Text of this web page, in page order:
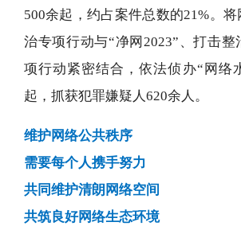
500余起，约占案件总数的21%。
治专项行动与“净网2023”、打击整
项行动紧密结合，依法侦办“网络
起，抓获犯罪嫌疑人620余人。
维护网络公共秩序
需要每个人携手努力
共同维护清朗网络空间
共筑良好网络生态环境